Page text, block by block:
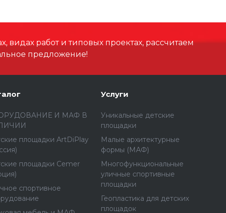
видах работ и типовых проектах, рассчитаем
предложение!
И МАФ В
площадки ArtDiPlay
площадки Cemer
спортивное
Услуги
Уникальные детские
площадки
Малые архитектурные
формы (МАФ)
Многофункциональные
уличные спортивные
площадки
Геопластика для детских
площадок